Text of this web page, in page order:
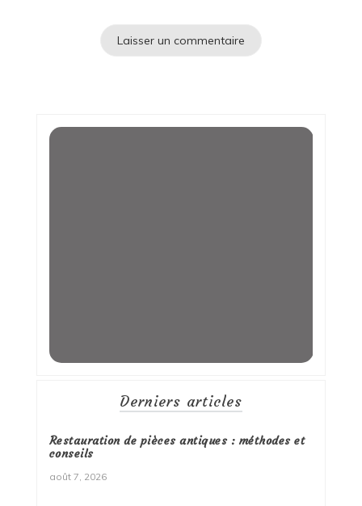
Derniers articles
Restauration de pièces antiques : méthodes et
conseils
août 7, 2026